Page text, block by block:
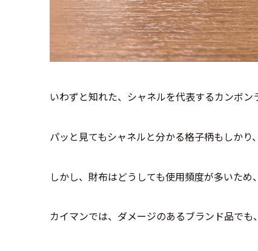
いわずと知れた、シャネルを代表するカンボン
パッと見てもシャネルと分かる格子柄もしか
しかし、財布はどうしても使用頻度が多いため
カイマンでは、ダメージのあるブランド品で